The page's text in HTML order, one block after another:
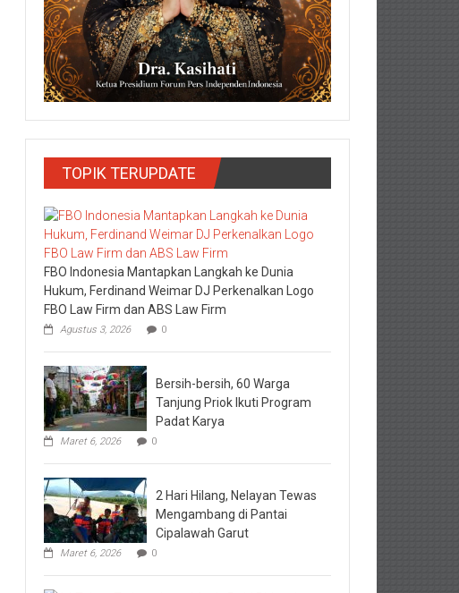
TOPIK TERUPDATE
FBO Indonesia Mantapkan Langkah ke Dunia
Hukum, Ferdinand Weimar DJ Perkenalkan Logo
FBO Law Firm dan ABS Law Firm
Agustus 3, 2026 0
Bersih-bersih, 60 Warga
Tanjung Priok Ikuti Program
Padat Karya
Maret 6, 2026 0
2 Hari Hilang, Nelayan Tewas
Mengambang di Pantai
Cipalawah Garut
Maret 6, 2026 0